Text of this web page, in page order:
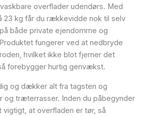
overflader udendørs. Med
23 kg får du rækkevidde nok til selv
både private ejendomme og
fungerer ved at nedbryde
hvilket ikke blot fjerner det
forebygger hurtig genvækst.
og dækker alt fra tagsten og
og træterrasser. Inden du påbegynder
vigtigt, at overfladen er tør, så